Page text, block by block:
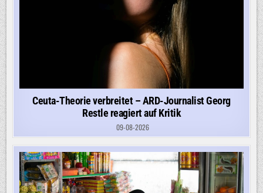
Ceuta-Theorie verbreitet – ARD-Journalist Georg
Restle reagiert auf Kritik
09-08-2026